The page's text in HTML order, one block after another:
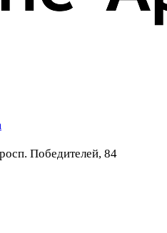
Победителей, 84